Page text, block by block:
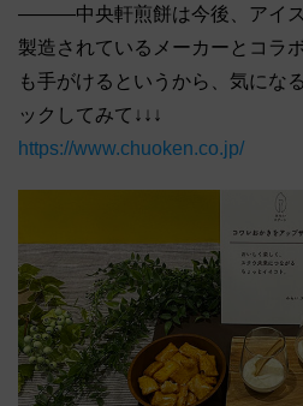
―――中央軒煎餅は今後、アイス
製造されているメーカーとコラ
も手がけるというから、気にな
ックしてみて↓↓↓
https://www.chuoken.co.jp/